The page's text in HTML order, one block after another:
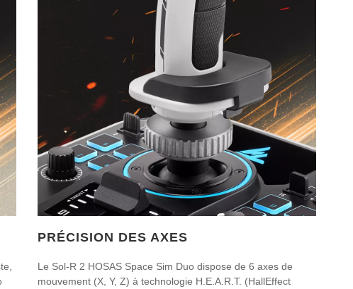
PRÉCISION DES AXES
Le Sol-R 2 HOSAS Space Sim Duo dispose de 6 axes de
mouvement (X, Y, Z) à technologie H.E.A.R.T. (HallEffect